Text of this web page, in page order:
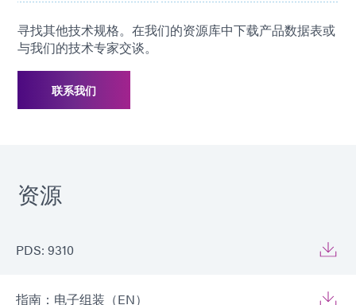
寻找其他技术规格。在我们的资源库中下载产品数据表或
与我们的技术专家交谈。
联系我们
资源
PDS: 9310
指南：电子组装（EN）